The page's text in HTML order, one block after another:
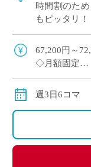
時間割のた
もピッタリ
駅徒歩5分
67,200円～
◇月額固定
週3日6コマ